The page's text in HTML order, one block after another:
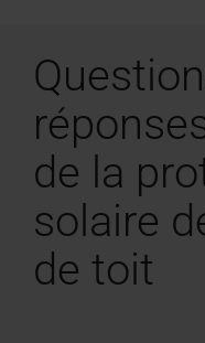
de la
solaire
de toit